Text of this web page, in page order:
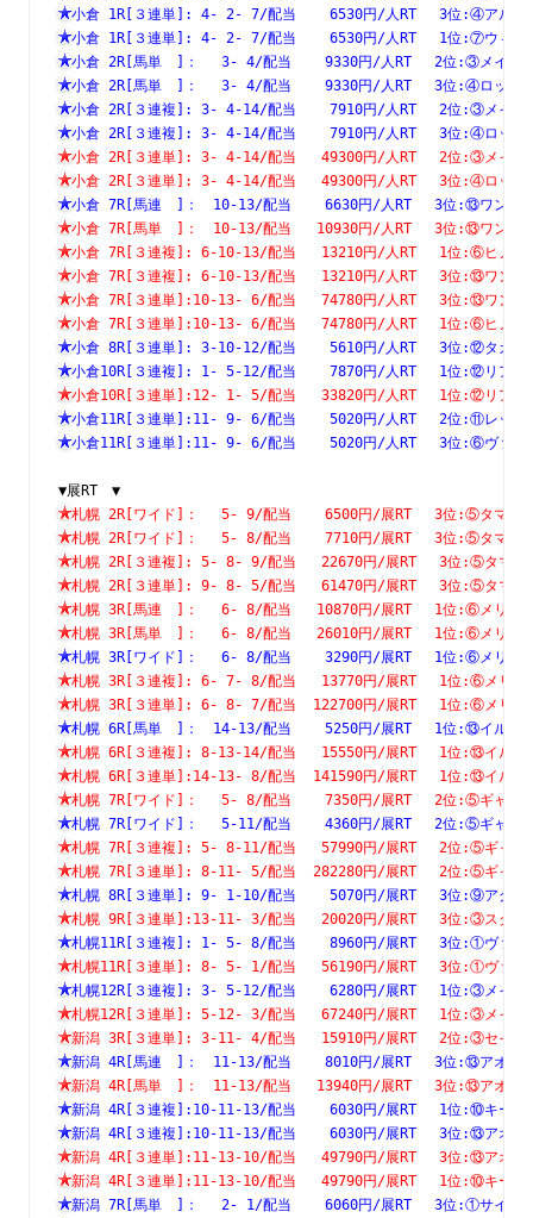
小倉 1R[３連単]: 4- 2- 7/配当    6530円/人RT　 3
小倉 1R[３連単]: 4- 2- 7/配当    6530円/人RT　 1
小倉 2R[馬単　]：　 3- 4/配当    9330円/人RT　 2
小倉 2R[馬単　]：　 3- 4/配当    9330円/人RT　
小倉 2R[３連複]: 3- 4-14/配当    7910円/人RT　 2
小倉 2R[３連複]: 3- 4-14/配当    7910円/人RT　
小倉 2R[３連単]: 3- 4-14/配当   49300円/人RT　 2
小倉 2R[３連単]: 3- 4-14/配当   49300円/人RT　
小倉 7R[馬連　]：　10-13/配当    6630円/人RT　 3
小倉 7R[馬単　]：　10-13/配当   10930円/人RT　 3
小倉 7R[３連複]: 6-10-13/配当   13210円/人RT　
小倉 7R[３連複]: 6-10-13/配当   13210円/人RT　 3
小倉 7R[３連単]:10-13- 6/配当   74780円/人RT　 3
小倉 7R[３連単]:10-13- 6/配当   74780円/人RT　
小倉 8R[３連単]: 3-10-12/配当    5610円/人RT　 3位
小倉10R[３連複]: 1- 5-12/配当    7870円/人RT　 1位:⑫リア
小倉10R[３連単]:12- 1- 5/配当   33820円/人RT　 1位:⑫リア
小倉11R[３連単]:11- 9- 6/配当    5020円/人RT　 2位:⑪レッドベ
小倉11R[３連単]:11- 9- 6/配当    5020円/人RT　 3位:⑥ヴァリア
▼展RT　▼
札幌 2R[ワイド]：　 5- 9/配当    6500円/展RT　 3位
札幌 2R[ワイド]：　 5- 8/配当    7710円/展RT　 3位
札幌 2R[３連複]: 5- 8- 9/配当   22670円/展RT　 3位
札幌 2R[３連単]: 9- 8- 5/配当   61470円/展RT　 3位
札幌 3R[馬連　]：　 6- 8/配当   10870円/展RT　
札幌 3R[馬単　]：　 6- 8/配当   26010円/展RT　
札幌 3R[ワイド]：　 6- 8/配当    3290円/展RT　
札幌 3R[３連複]: 6- 7- 8/配当   13770円/展RT　
札幌 3R[３連単]: 6- 8- 7/配当  122700円/展RT
札幌 6R[馬単　]：　14-13/配当    5250円/展RT
札幌 6R[３連複]: 8-13-14/配当   15550円/展RT
札幌 6R[３連単]:14-13- 8/配当  141590円/展RT
札幌 7R[ワイド]：　 5- 8/配当    7350円/展RT　 2
札幌 7R[ワイド]：　 5-11/配当    4360円/展RT　 2
札幌 7R[３連複]: 5- 8-11/配当   57990円/展RT　 2
札幌 7R[３連単]: 8-11- 5/配当  282280円/展RT　 2
札幌 8R[３連単]: 9- 1-10/配当    5070円/展
札幌 9R[３連単]:13-11- 3/配当   20020円/展RT　 3位:③スク
札幌11R[３連複]: 1- 5- 8/配当    8960円/展RT　 3位:①ヴァトレ
札幌11R[３連単]: 8- 5- 1/配当   56190円/展RT　 3位:①ヴァトレ
札幌12R[３連複]: 3- 5-12/配当    6280円/展RT　 1位:③メイシ
札幌12R[３連単]: 5-12- 3/配当   67240円/展RT　 1位:③メイシ
新潟 3R[３連単]: 3-11- 4/配当   15910円/展RT　 2
新潟 4R[馬連　]：　11-13/配当    8010円/展
新潟 4R[馬単　]：　11-13/配当   13940円/展
新潟 4R[３連複]:10-11-13/配当    6030円/展RT
新潟 4R[３連複]:10-11-13/配当    6030円/展
新潟 4R[３連単]:11-13-10/配当   49790円/展
新潟 4R[３連単]:11-13-10/配当   49790円/展RT
新潟 7R[馬単　]：　 2- 1/配当    6060円/展RT